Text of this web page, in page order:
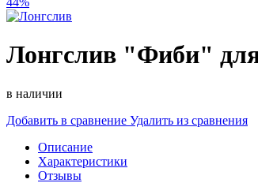
Лонгслив "Фиби"
в наличии
Добавить в сравнение Удалить из сравнения
Описание
Характеристики
Отзывы